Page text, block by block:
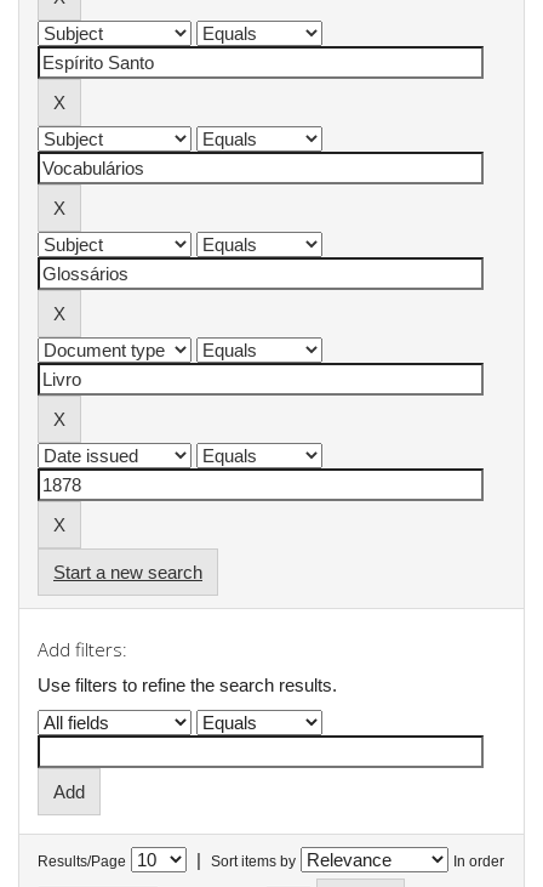
Start a new search
Add filters:
Use filters to refine the search results.
Results/Page | Sort items by In order